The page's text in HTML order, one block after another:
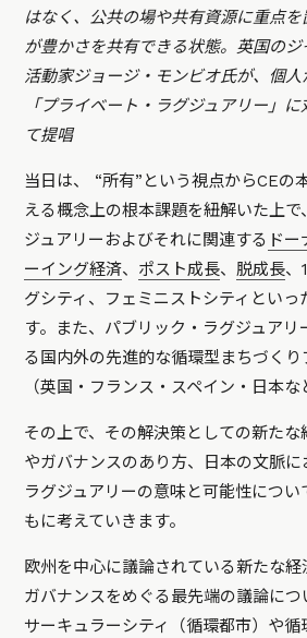
はなく、公共の場や共有資源に重点
が豊かさを共有できる状態。英国の
活動家ジョージ・モンビオ氏が、個
「プライベート・ラグジュアリー」
て提唱
当日は、 “所有”という視点からCEの
える概念上の根本課題を紐解いた上
ジュアリーおよびそれに関連する ドー
ーイング経済、 ポスト成長、脱成長、
グシティ、フェミニストシティといっ
す。また、パブリック・ラグジュア
る国内外の先進的な循環型まちづくり
（英国・フランス・スペイン・日本な
その上で、その解決策としての新たな
やガバナンスのあり方、日本の文脈に
ラグジュアリーの意味と可能性につい
もに考えていきます。
欧州を中心に議論されている新たな経
ガバナンスをめぐる最先端の議論につ
サーキュラーシティ（循環都市）や循